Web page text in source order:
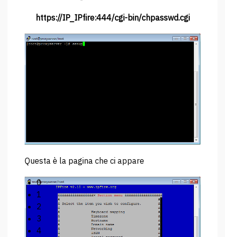
0
1
2
3
4
https://IP_IPfire:444/cgi-bin/chpasswd.cgi
Questa è la pagina che ci appare